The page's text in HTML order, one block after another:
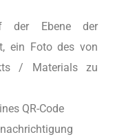
der Ebene der
ein Foto des von
/ Materials zu
QR-Code